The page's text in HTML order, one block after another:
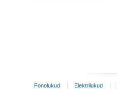
Fonolukud Elektrilukud